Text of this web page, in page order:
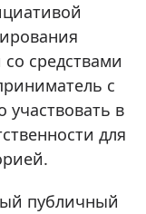
средствами
с
участвовать в
для
публичный